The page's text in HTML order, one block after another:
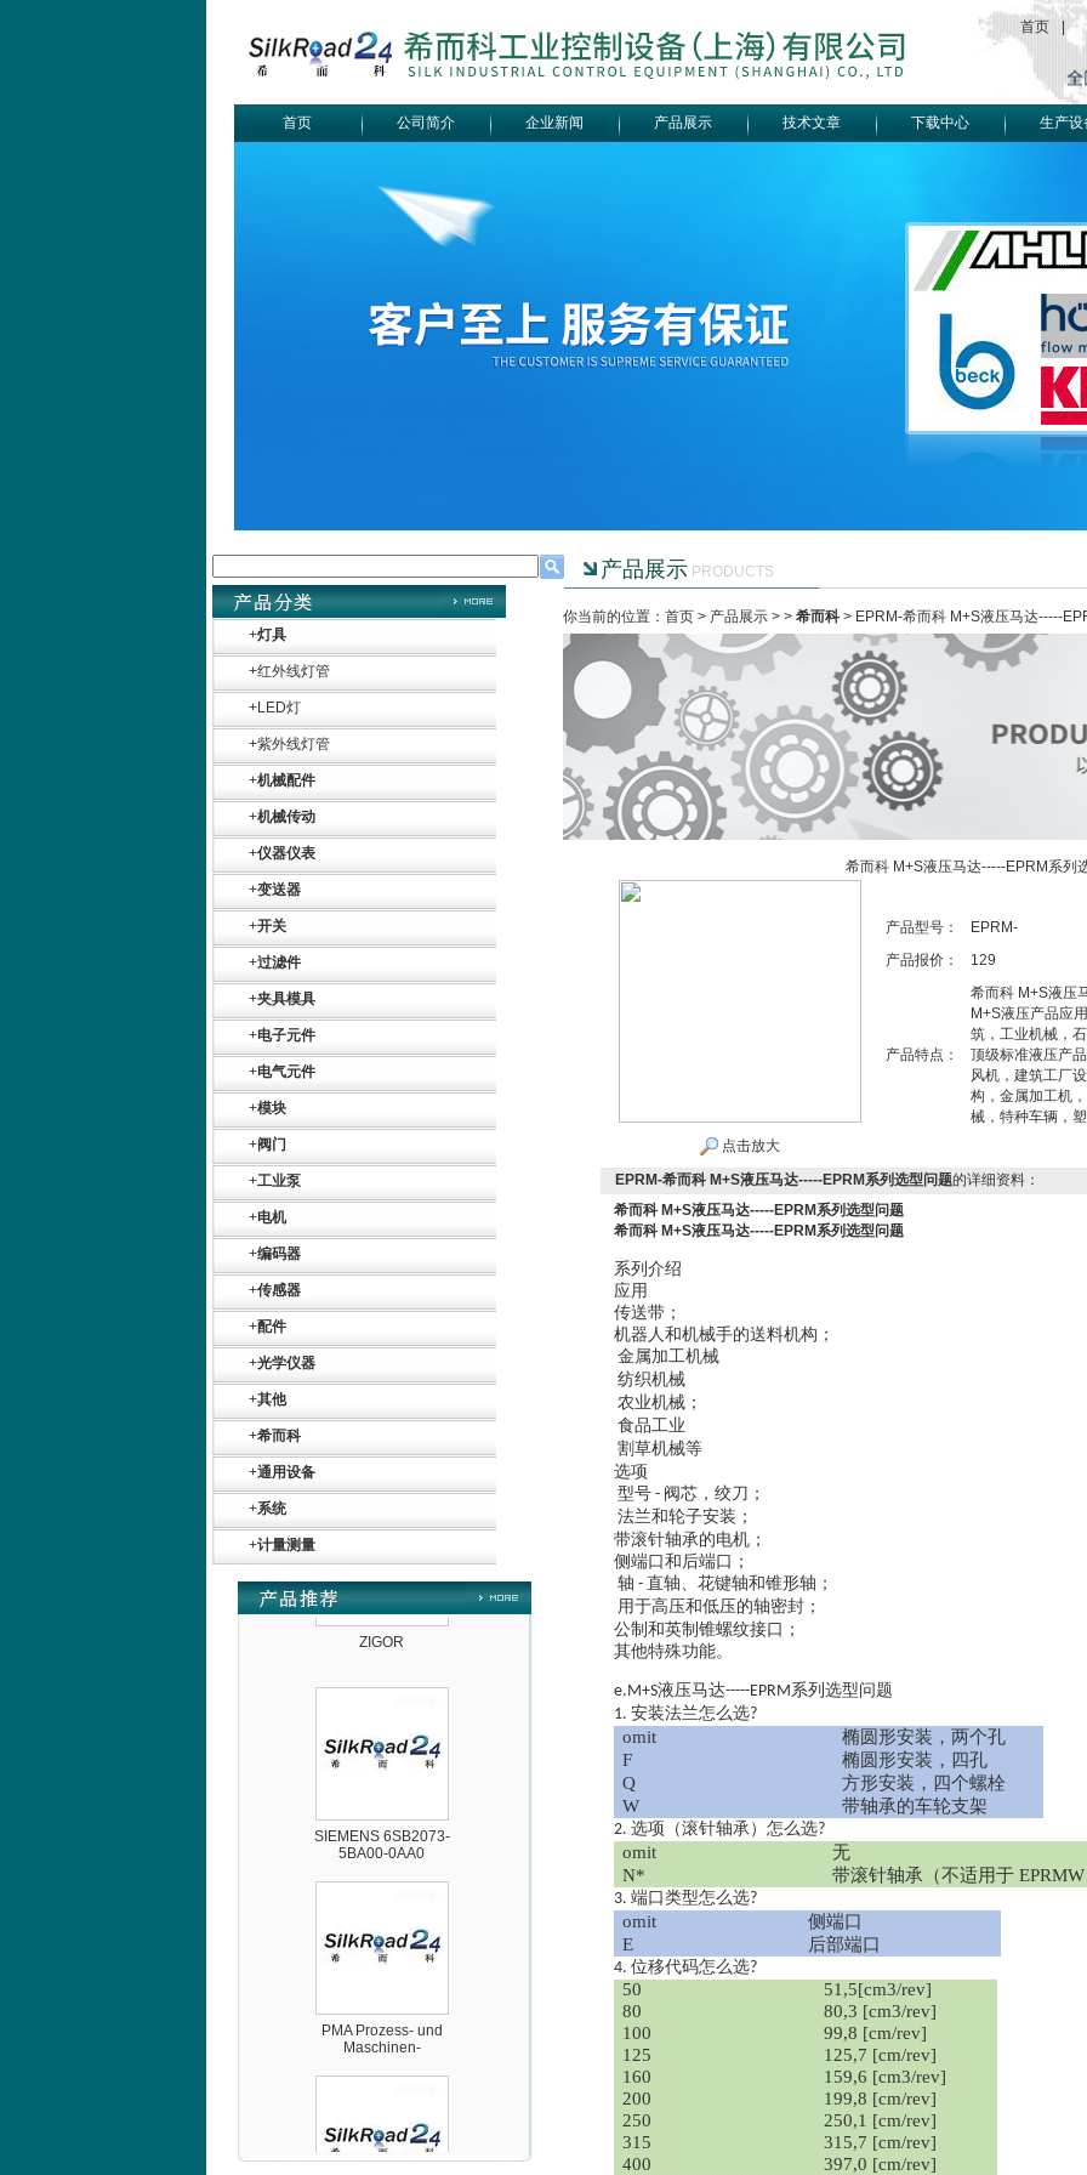
首页
首页 公司简介 企业新闻 产品展示 技术文章 下载中心 生产设
+灯具
+红外线灯管
+LED灯
+紫外线灯管
+机械配件
+机械传动
+仪器仪表
+变送器
+开关
+过滤件
+夹具模具
+电子元件
+电气元件
+模块
+阀门
+工业泵
+电机
+编码器
+传感器
+配件
+光学仪器
+其他
+希而科
+通用设备
+系统
+计量测量
SR+KH-AFB AF24-
德国HBM
ZIGOR
5BA00-0AA0
Maschinen-
Automation GmbH
产品展示PRODUCTS
你当前的位置：首页 > 产品展示> > 希而科> EPRM-希而科 M+S液压马达-----
希而科 M+S液压马达-----EPRM系列
点击放大
产品型号：
EPRM-
产品报价：
129
产品特点：
希而科 M+S液压
M+S液压产品应
筑，工业机械，
顶级标准液压产
风机，建筑工厂
构，金属加工机
械，特种车辆，
EPRM-希而科 M+S液压马达-----EPRM系列选型问题的详细资料：
希而科 M+S液压马达-----EPRM系列选型问题
希而科 M+S液压马达-----EPRM系列选型问题
系列介绍
应用
传送带；
机器人和机械手的送料机构；
金属加工机械
纺织机械
农业机械；
食品工业
割草机械等
选项
型号 - 阀芯，绞刀；
法兰和轮子安装；
带滚针轴承的电机；
侧端口和后端口；
轴 - 直轴、花键轴和锥形轴；
用于高压和低压的轴密封；
公制和英制锥螺纹接口；
其他特殊功能。
e.M+S液压马达-----EPRM系列选型问题
1. 安装法兰怎么选?
omit
椭圆形安装，两个孔
F
椭圆形安装，四孔
Q
方形安装，四个螺栓
W
带轴承的车轮支架
2. 选项（滚针轴承）怎么选?
omit
无
N*
带滚针轴承（不适用于
3. 端口类型怎么选?
omit
侧端口
E
后部端口
4. 位移代码怎么选?
50
51,5[cm3/rev]
80
80,3 [cm3/rev]
100
99,8 [cm/rev]
125
125,7 [cm/rev]
160
159,6 [cm3/rev]
200
199,8 [cm/rev]
250
250,1 [cm/rev]
315
315,7 [cm/rev]
400
397,0 [cm/rev]